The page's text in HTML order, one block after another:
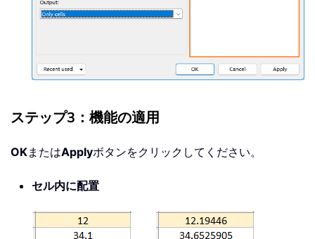
ステップ3：機能の適用
OKまたはApplyボタンをクリックしてください。
セル内に配置